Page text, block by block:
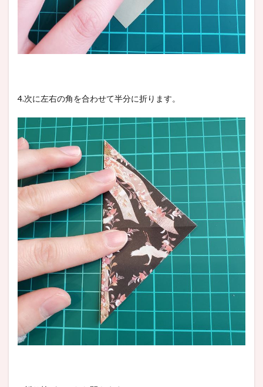
4.次に左右の角を合わせて半分に折ります。